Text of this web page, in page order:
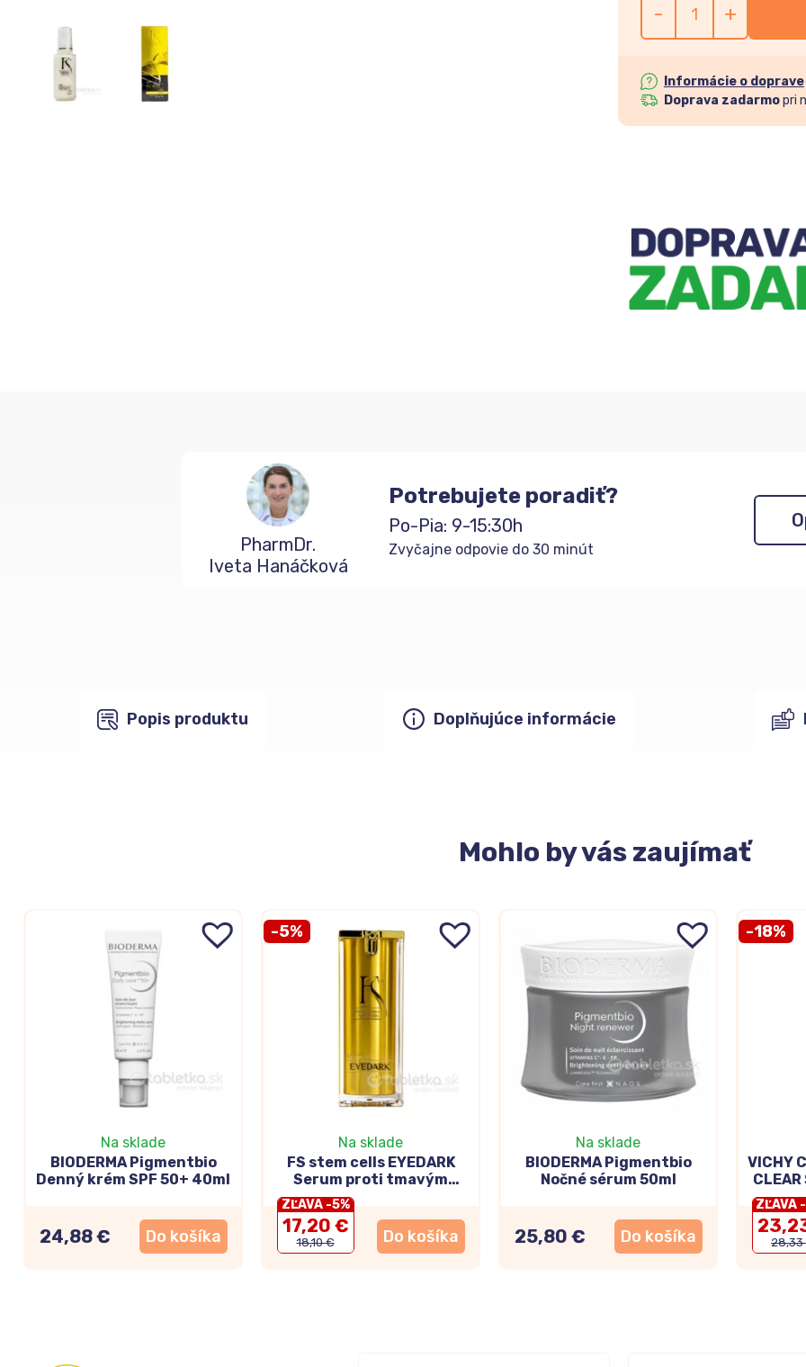
- +
Informácie o doprave
Doprava zadarmopri
PharmDr.
Iveta Hanáčková
Potrebujete poradiť?
Po-Pia: 9-15:30h
Zvyčajne odpovie do 30 minút
Popis produktu Doplňujúce informácie
Mohlo by vás zaujímať
Na sklade
BIODERMA Pigmentbio
Denný krém SPF 50+ 40ml
24,88 € Do košíka
-5%
Na sklade
FS stem cells EYEDARK
Serum proti tmavým
kruhom pod očami 15ml
ZĽAVA -5%
17,20 €
18,10 € Do košíka
Na sklade
BIODERMA Pigmentbio
Nočné sérum 50ml
25,80 € Do košíka
-18%
VICHY
ZĽAVA